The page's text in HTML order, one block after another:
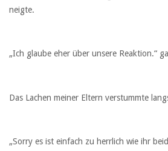
neigte.
„Ich glaube eher über unsere Reaktion.“
Das Lachen meiner Eltern verstummte
„Sorry es ist einfach zu herrlich wie ihr